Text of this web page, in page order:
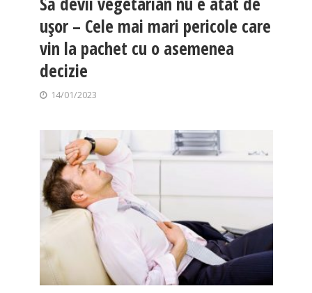
ușor – Cele mai mari pericole care
vin la pachet cu o asemenea
decizie
14/01/2023